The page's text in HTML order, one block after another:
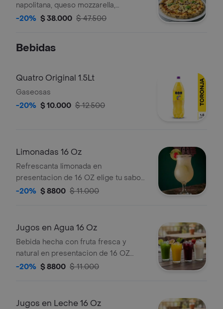
napolitana, queso mozzarella,
mariscos y camarones. Tamaño a
-20% $ 38.000 $ 47.500
Bebidas
Quatro Original 1.5Lt
Gaseosas
-20% $ 10.000 $ 12.500
Limonadas 16 Oz
Refrescanta limonada en
presentacion de 16 OZ elige tu sabor
favorito
-20% $ 8800 $ 11.000
Jugos en Agua 16 Oz
Bebida hecha con fruta fresca y
natural en presentacion de 16 OZ
heho en agua elige tu sabor favorito
-20% $ 8800 $ 11.000
Jugos en Leche 16 Oz